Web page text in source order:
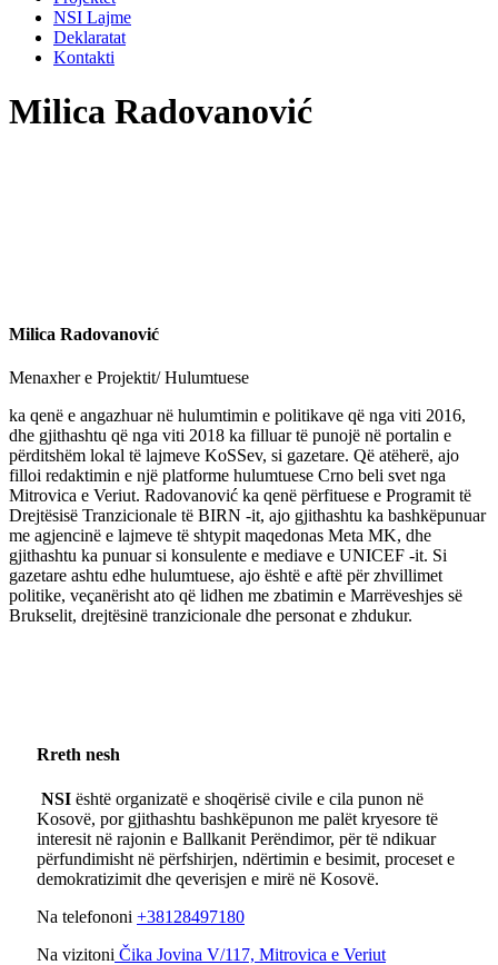
NSI Lajme
Deklaratat
Kontakti
Milica Radovanović
Milica Radovanović
Menaxher e Projektit/ Hulumtuese
ka qenë e angazhuar në hulumtimin e politikave që nga viti 2016,
dhe gjithashtu që nga viti 2018 ka filluar të punojë në portalin e
përditshëm lokal të lajmeve KoSSev, si gazetare. Që atëherë, ajo
filloi redaktimin e një platforme hulumtuese Crno beli svet nga
Mitrovica e Veriut. Radovanović ka qenë përfituese e Programit të
Drejtësisë Tranzicionale të BIRN -it, ajo gjithashtu ka bashkëpunuar
me agjencinë e lajmeve të shtypit maqedonas Meta MK, dhe
gjithashtu ka punuar si konsulente e mediave e UNICEF -it. Si
gazetare ashtu edhe hulumtuese, ajo është e aftë për zhvillimet
politike, veçanërisht ato që lidhen me zbatimin e Marrëveshjes së
Brukselit, drejtësinë tranzicionale dhe personat e zhdukur.
Rreth nesh
NSI është organizatë e shoqërisë civile e cila punon në
Kosovë, por gjithashtu bashkëpunon me palët kryesore të
interesit në rajonin e Ballkanit Perëndimor, për të ndikuar
përfundimisht në përfshirjen, ndërtimin e besimit, proceset e
demokratizimit dhe qeverisjen e mirë në Kosovë.
Na telefononi +38128497180
Na vizitoni Čika Jovina V/117, Mitrovica e Veriut